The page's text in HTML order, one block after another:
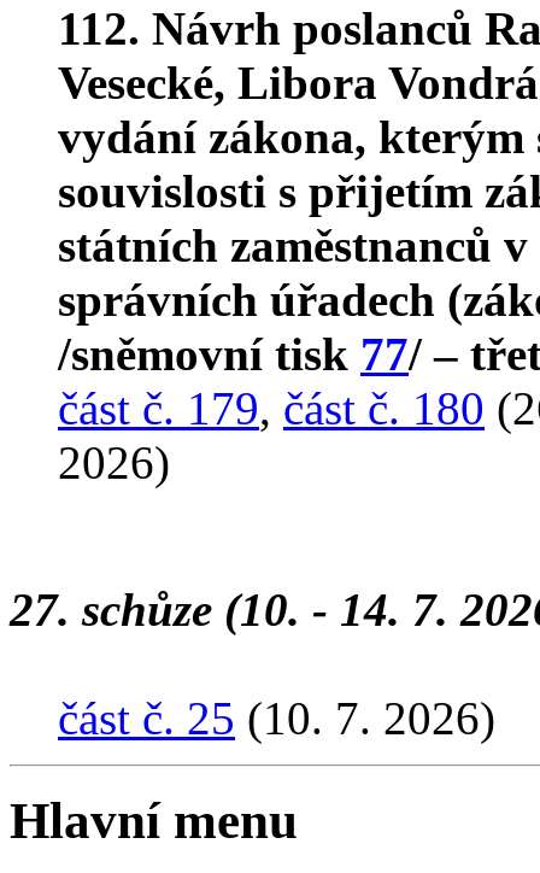
112. Návrh poslanců
Vesecké, Libora
vydání zákona, kterým
souvislosti s přijetím
státních zaměstnanců
správních úřadech
/sněmovní tisk 77/ –
část č. 179, část č. 180
2026)
27. schůze (10. - 14. 7.
část č. 25 (10. 7. 2026)
Hlavní menu